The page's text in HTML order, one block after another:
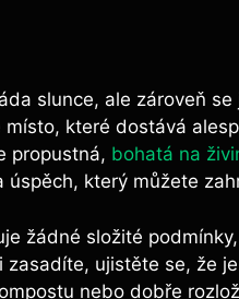
slunce, ale zároveň
které dostává
propustná, bohatá na
úspěch, který můžete
žádné složité
ujistěte se,⁣ že
⁤nebo⁤ dobře